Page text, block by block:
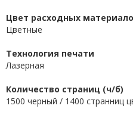
Цвет расходных
Цветные
Технология печати
Лазерная
Количество страниц (ч/б)
1500 черный / 1400 странниц